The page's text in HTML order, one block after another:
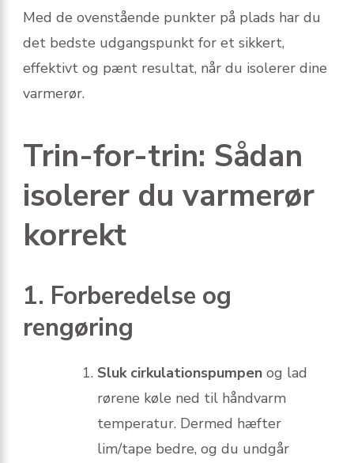
Med de ovenstående punkter på plads har du
det bedste udgangspunkt for et sikkert,
effektivt og pænt resultat, når du isolerer dine
varmerør.
Trin-for-trin: Sådan
isolerer du varmerør
korrekt
1. Forberedelse og
rengøring
Sluk cirkulationspumpen og lad
rørene køle ned til håndvarm
temperatur. Dermed hæfter
lim/tape bedre, og du undgår